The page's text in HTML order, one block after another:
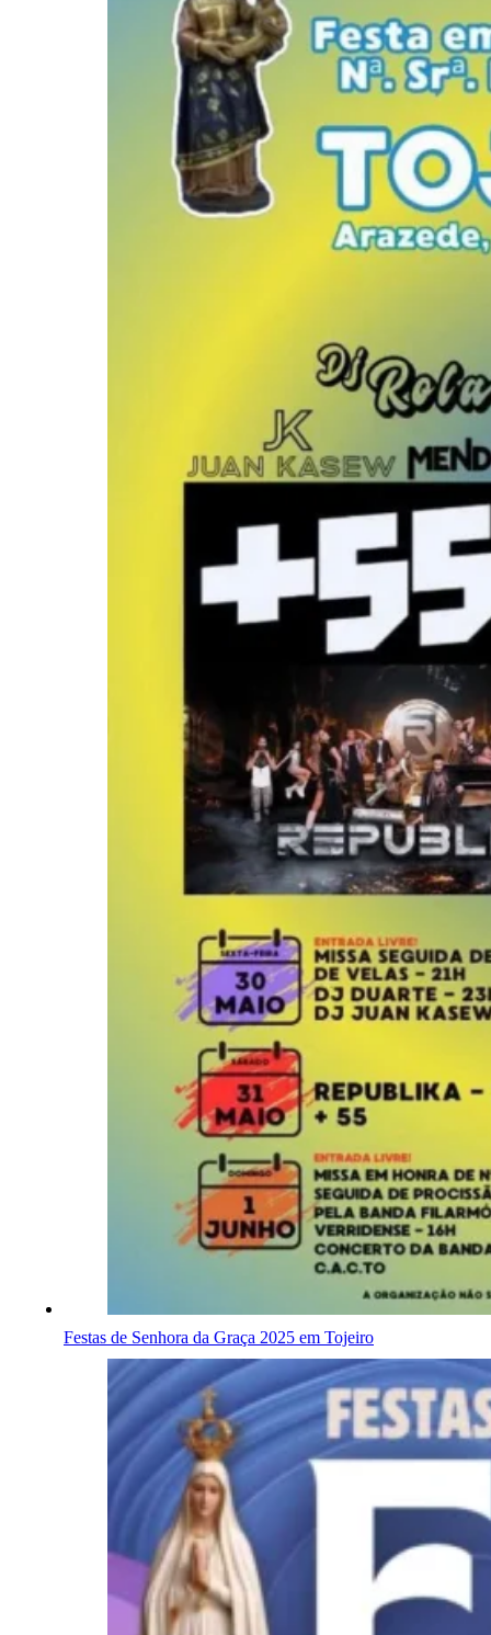
Festas de Senhora da Graça 2025 em Tojeiro